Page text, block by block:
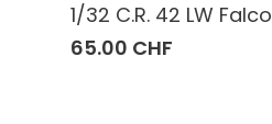
1/32 C.R. 42 LW Falco
65.00 CHF